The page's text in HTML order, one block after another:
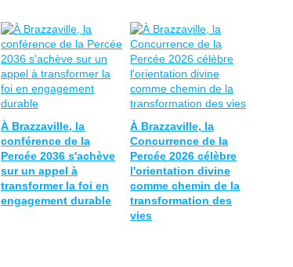
À Brazzaville, la
conférence de la
Percée 2036 s'achève
sur un appel à
transformer la foi en
engagement durable
À Brazzaville, la
Concurrence de la
Percée 2026 célèbre
l'orientation divine
comme chemin de la
transformation des
vies